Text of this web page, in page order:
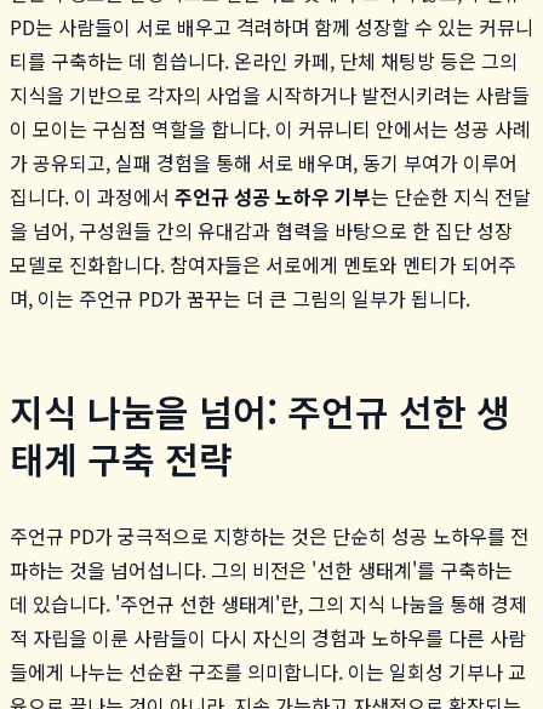
PD는 사람들이 서로 배우고 격려하며 함께 성장할 수 있는 커뮤니
티를 구축하는 데 힘씁니다. 온라인 카페, 단체 채팅방 등은 그의
지식을 기반으로 각자의 사업을 시작하거나 발전시키려는 사람들
이 모이는 구심점 역할을 합니다. 이 커뮤니티 안에서는 성공 사례
가 공유되고, 실패 경험을 통해 서로 배우며, 동기 부여가 이루어
집니다. 이 과정에서 주언규 성공 노하우 기부는 단순한 지식 전달
을 넘어, 구성원들 간의 유대감과 협력을 바탕으로 한 집단 성장
모델로 진화합니다. 참여자들은 서로에게 멘토와 멘티가 되어주
며, 이는 주언규 PD가 꿈꾸는 더 큰 그림의 일부가 됩니다.
지식 나눔을 넘어: 주언규 선한 생
태계 구축 전략
주언규 PD가 궁극적으로 지향하는 것은 단순히 성공 노하우를 전
파하는 것을 넘어섭니다. 그의 비전은 '선한 생태계'를 구축하는
데 있습니다. '주언규 선한 생태계'란, 그의 지식 나눔을 통해 경제
적 자립을 이룬 사람들이 다시 자신의 경험과 노하우를 다른 사람
들에게 나누는 선순환 구조를 의미합니다. 이는 일회성 기부나 교